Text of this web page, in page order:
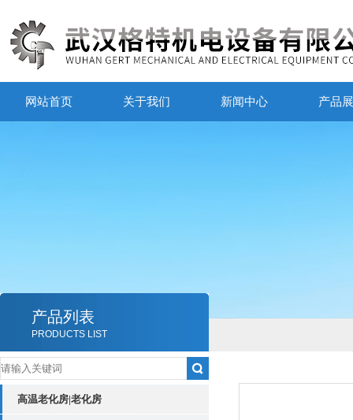
网站首页 关于我们 新闻中心 产品
产品列表
PRODUCTS LIST
高温老化房|老化房